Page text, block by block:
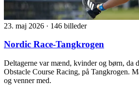
23. maj 2026 · 146 billeder
Nordic Race-Tangkrogen
Deltagerne var mænd, kvinder og børn, da
Obstacle Course Racing, på Tangkrogen.
og venner med.